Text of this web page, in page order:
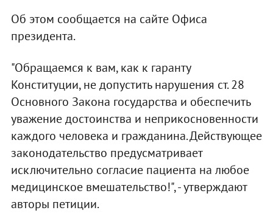
Об этом сообщается на сайте Офиса
президента.
"Обращаемся к вам, как к гаранту
Конституции, не допустить нарушения ст. 28
Основного Закона государства и обеспечить
уважение достоинства и неприкосновенности
каждого человека и гражданина. Действующее
законодательство предусматривает
исключительно согласие пациента на любое
медицинское вмешательство!", - утверждают
авторы петиции.